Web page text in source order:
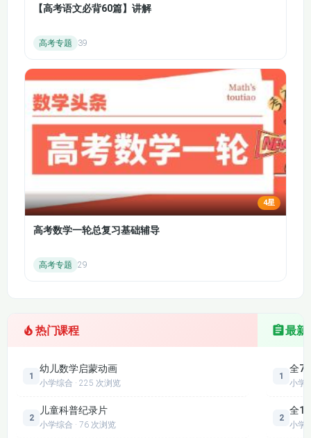
第35节：相邻数
第36节：单双数
第48节：心象运算
第49节：进位加法（上）
第50节：进位加法（下）
第51节：退位减法（上）
第52节：退位减法（下）
第82节：今年几岁了
第83节：加减巧算
第85节：谁才是小偷
第86节：时间管理大师
第87节：现在应该是几时
第89节：趣味计数
【高考语文必背60篇】讲解
高考专题 39
4星
高考数学一轮总复习基础辅导
高考专题 29
热门课程
1
幼儿数学启蒙动画
小学综合 · 225 次浏览
2
儿童科普纪录片
小学综合 · 76 次浏览
最新
1
全
小学
2
全
小学